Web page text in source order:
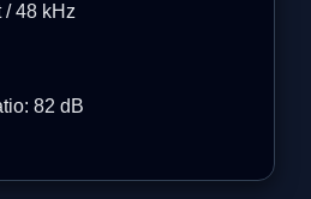
/ 48 kHz
82 dB